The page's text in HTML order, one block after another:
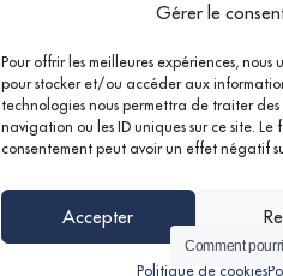
Gérer le
Pour offrir les meilleures expériences,
pour stocker et/ou accéder aux
technologies nous permettra de traiter
navigation ou les ID uniques sur ce site.
consentement peut avoir un effet négatif
Accepter
Politique de cookies
Comment